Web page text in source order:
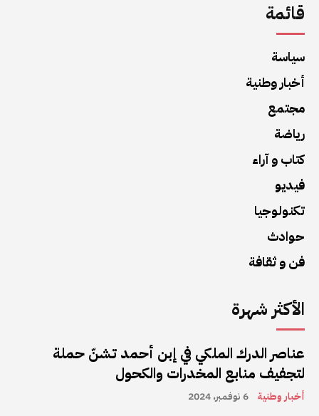
قائمة
سياسة
أخبار وطنية
مجتمع
رياضة
كتاب و آراء
فيديو
تكنولوجيا
حوادث
فن و ثقافة
الأكثر شهرة
عناصر الدرك الملكي في إبن أحمد تشنّ حملة
لتجفيف منابع المخدرات والكحول
أخبار وطنية 6 نوفمبر، 2024